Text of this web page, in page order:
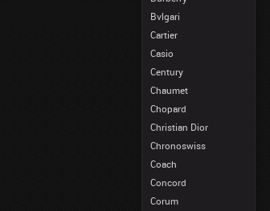
Bvlgari
Cartier
Casio
Century
Chaumet
Chopard
Christian Dior
Chronoswiss
Coach
Concord
Corum